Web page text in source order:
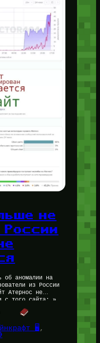
не
России
об аномалии на
из России
Атернос не
с того сайта: »
🖥️